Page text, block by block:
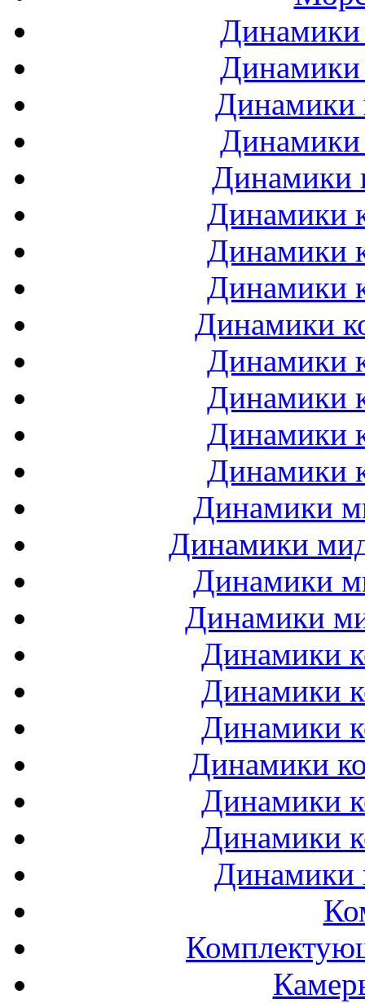
Динамики
Динамики
Динамики
Динамики
Динамики
Динамики
Динамики
Динамики
Динамики
Динамики
Динамики
Динамики
Динамики
Динамики
Динамики
Динамики
Динамики
Динамики
Динамики
Динамики
Динамики
Динамики
Динамики
Динамики